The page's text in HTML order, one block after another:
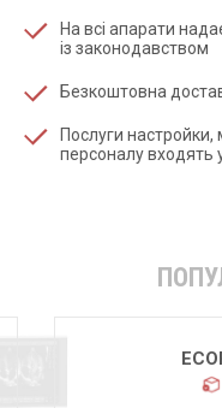
На всі апарати
із законодавством
Безкоштовна
Послуги
персоналу входять